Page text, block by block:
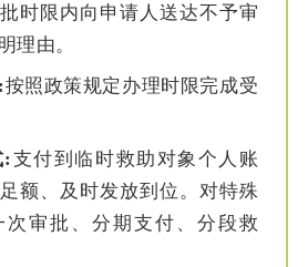
时限内向申请人送达不予审
理由。
按照政策规定办理时限完成受
: 支付到临时救助对象个人账
额、及时发放到位。对特殊
次审批、分期支付、分段救